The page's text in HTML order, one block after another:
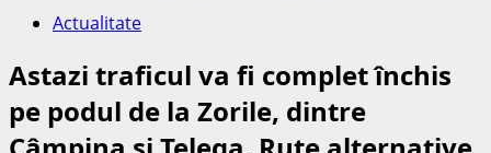
Actualitate
Astazi traficul va fi complet închis
pe podul de la Zorile, dintre